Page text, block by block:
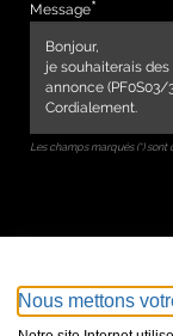
Message
Les champs marqués (*) sont
Nous mettons